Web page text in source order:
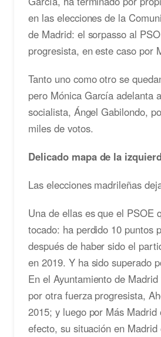
en las elecciones de la
de Madrid: el sorpasso al
progresista, en este caso por
Tanto uno como otro se
pero Mónica García adelanta
socialista, Ángel Gabilondo,
miles de votos.
Delicado mapa de la
Las elecciones madrileñas
Una de ellas es que el PSOE
tocado: ha perdido 10 puntos
después de haber sido el
en 2019. Y ha sido superado
En el Ayuntamiento de
por otra fuerza progresista,
2015; y luego por Más Madrid
efecto, su situación en